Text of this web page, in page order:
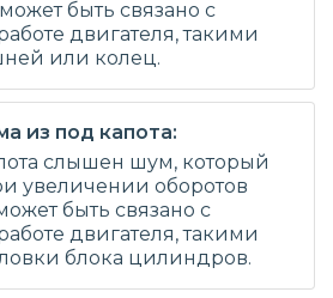
быть связано с
двигателя, такими
или колец.
из под капота:
слышен шум, который
увеличении оборотов
быть связано с
двигателя, такими
блока цилиндров.